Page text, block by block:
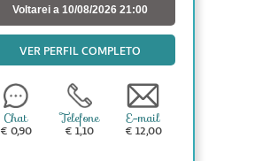
Voltarei a 10/08/2026 21:00
VER PERFIL COMPLETO
Chat
€ 0,90
Telefone
€ 1,10
E-mail
€ 12,00